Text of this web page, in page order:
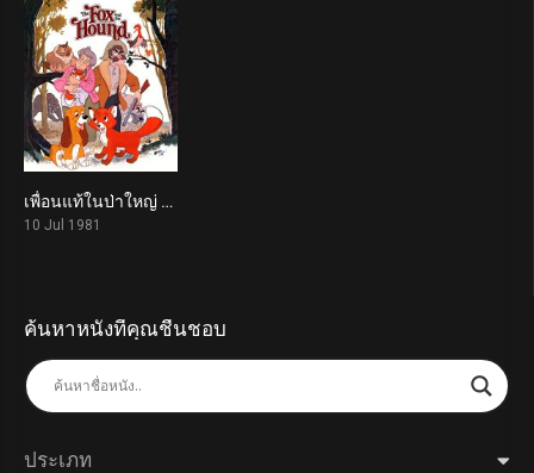
7.3เพื่อนแท้ในป่าใหญ่ The Fox and the Hound (1981)
10 Jul 1981
ค้นหาหนังที่คุณชื่นชอบ
ประเภท